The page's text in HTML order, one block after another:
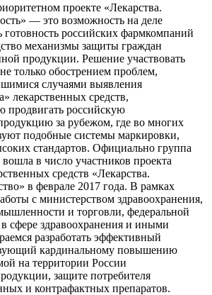
проекте «Лекарства.
— это возможность на деле
готовность российских фармкомпаний
механизмы защиты граждан
продукции. Решение участвовать
только обострением проблем,
случаями выявления
лекарственных средств,
продвигать российскую
за рубежом, где во многих
подобные системы маркировки,
стандартов. Официально группа
вошла в число участников проекта
средств «Лекарства.
в феврале 2017 года. В рамках
с министерством здравоохранения,
и торговли, федеральной
сфере здравоохранения и иными
разработать эффективный
кардинальному повышению
на территории России
защите потребителя
и контрафактных препаратов.